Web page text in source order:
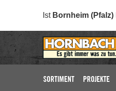
Ist Bornheim (Pfalz)
SORTIMENT PROJEKTE